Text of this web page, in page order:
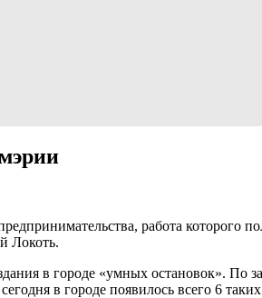
работа которого
Локоть.
в городе «умных остановок». По
в городе появилось всего 6